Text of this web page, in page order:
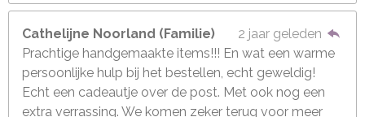
Cathelijne Noorland (Familie)
2 jaar geleden
Prachtige handgemaakte items!!! En wat een warme
persoonlijke hulp bij het bestellen, echt geweldig!
Echt een cadeautje over de post. Met ook nog een
extra verrassing. We komen zeker terug voor meer